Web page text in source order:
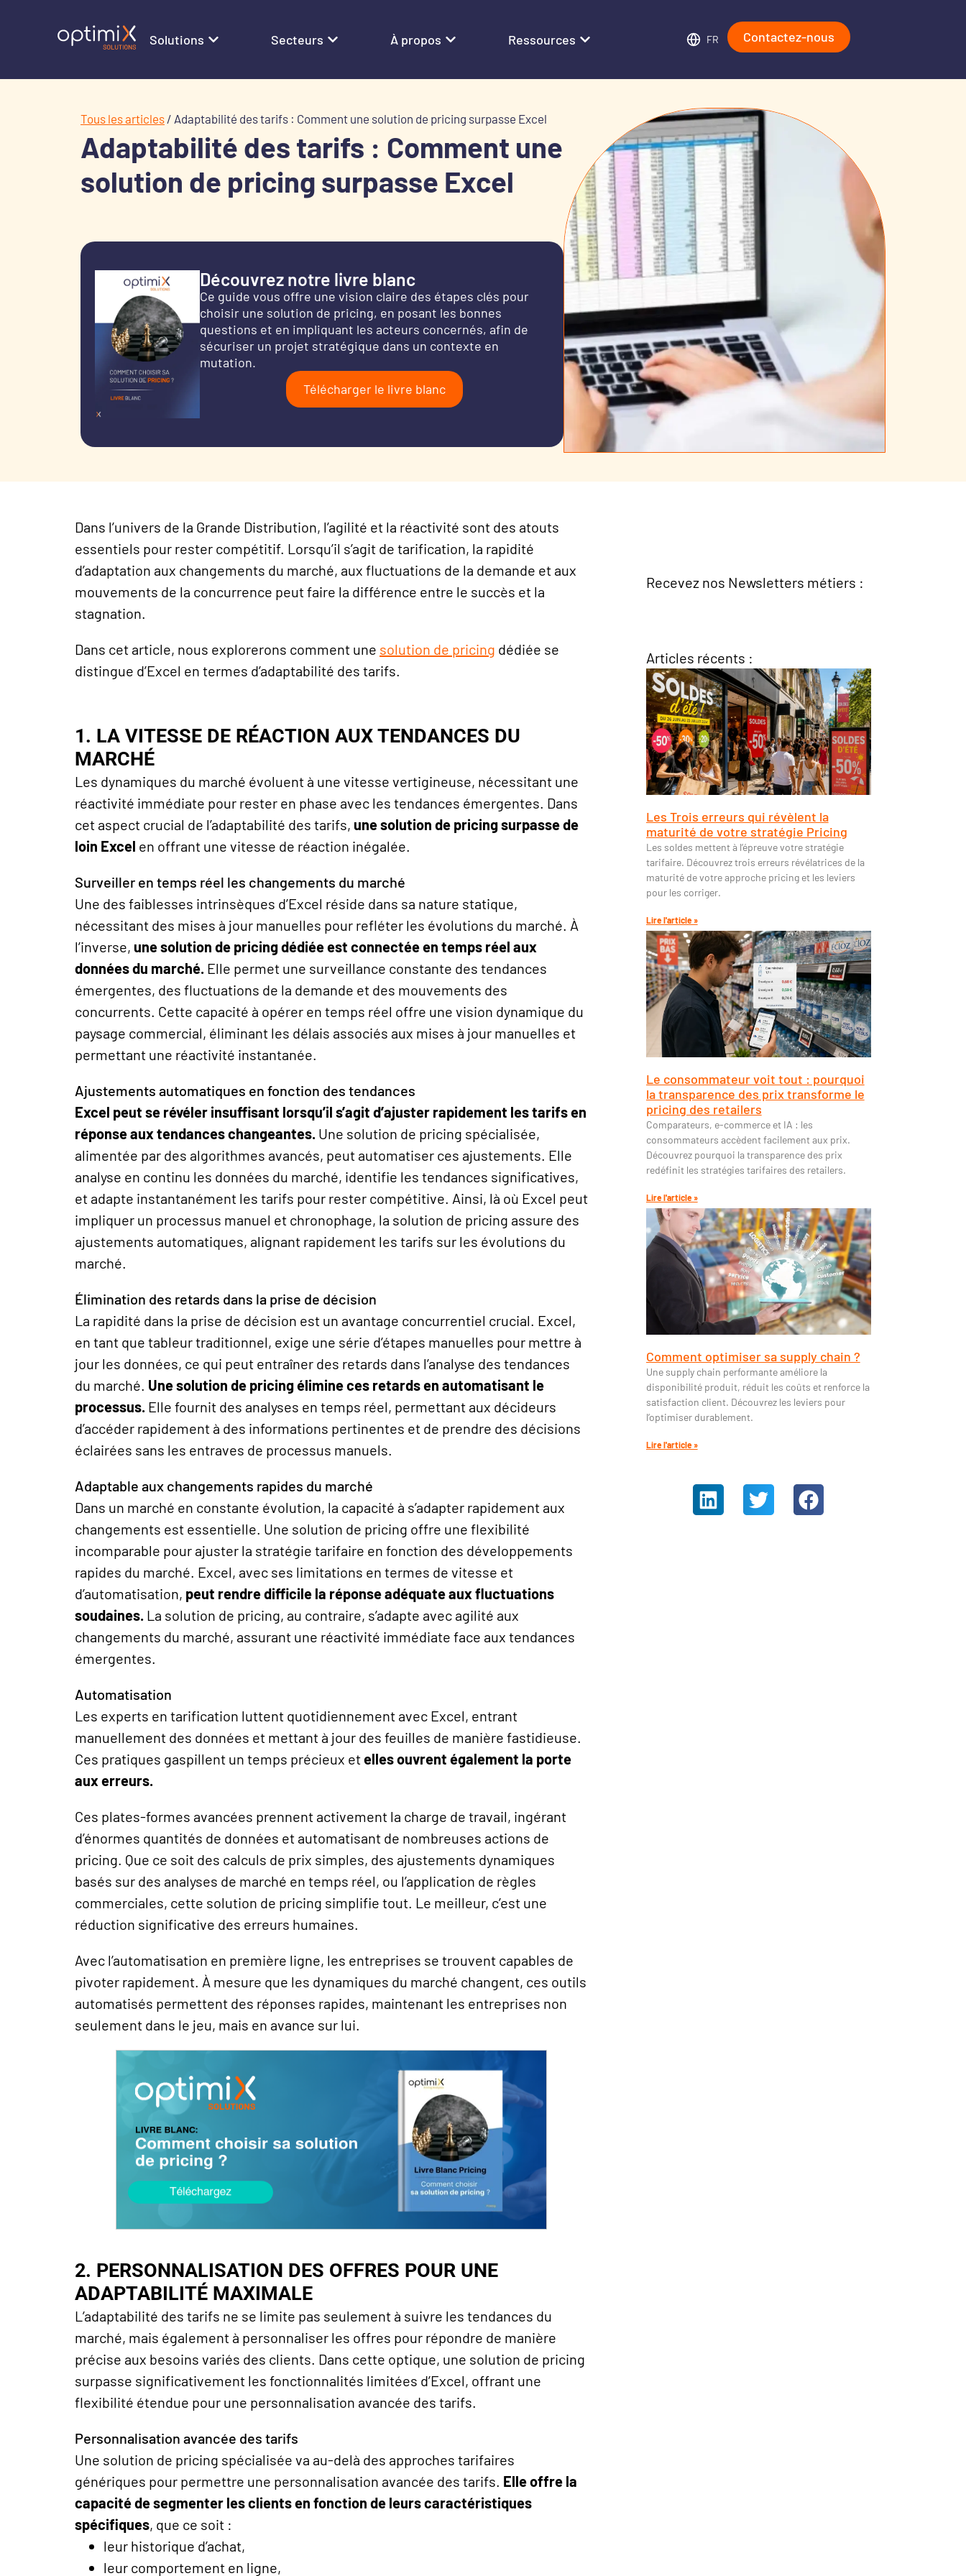
Solutions Secteurs À propos Ressources FR Contactez-nous
Tous les articles / Adaptabilité des tarifs : Comment une solution de pricing surpasse Excel
Adaptabilité des tarifs : Comment une
solution de pricing surpasse Excel
Découvrez notre livre blanc
Ce guide vous offre une vision claire des étapes clés pour
choisir une solution de pricing, en posant les bonnes
questions et en impliquant les acteurs concernés, afin de
sécuriser un projet stratégique dans un contexte en
mutation.
Télécharger le livre blanc
Dans l’univers de la Grande Distribution, l’agilité et la réactivité sont des atouts
essentiels pour rester compétitif. Lorsqu’il s’agit de tarification, la rapidité
d’adaptation aux changements du marché, aux fluctuations de la demande et aux
mouvements de la concurrence peut faire la différence entre le succès et la
stagnation.
Dans cet article, nous explorerons comment une solution de pricing dédiée se
distingue d’Excel en termes d’adaptabilité des tarifs.
1. LA VITESSE DE RÉACTION AUX TENDANCES DU
MARCHÉ
Les dynamiques du marché évoluent à une vitesse vertigineuse, nécessitant une
réactivité immédiate pour rester en phase avec les tendances émergentes. Dans
cet aspect crucial de l’adaptabilité des tarifs, unesolution de pricingsurpasse de
loin Excel en offrant une vitesse de réaction inégalée.
Surveiller en temps réel les changements du marché
Une des faiblesses intrinsèques d’Excel réside dans sa nature statique,
nécessitant des mises à jour manuelles pour refléter les évolutions du marché. À
l’inverse, une solution de pricingdédiée est connectée en temps réel aux
données du marché. Elle permet une surveillance constante des tendances
émergentes, des fluctuations de la demande et des mouvements des
concurrents. Cette capacité à opérer en temps réel offre une vision dynamique du
paysage commercial, éliminant les délais associés aux mises à jour manuelles et
permettant une réactivité instantanée.
Ajustements automatiques en fonction des tendances
Excel peut se révéler insuffisant lorsqu’il s’agit d’ajuster rapidement les tarifs en
réponse aux tendances changeantes. Une solution de pricing spécialisée,
alimentée par des algorithmes avancés, peut automatiser ces ajustements. Elle
analyse en continu les données du marché, identifie les tendances significatives,
et adapte instantanément les tarifs pour rester compétitive. Ainsi, là où Excel peut
impliquer un processus manuel et chronophage, la solution de pricing assure des
ajustements automatiques, alignant rapidement les tarifs sur les évolutions du
marché.
Élimination des retards dans la prise de décision
La rapidité dans la prise de décision est un avantage concurrentiel crucial. Excel,
en tant que tableur traditionnel, exige une série d’étapes manuelles pour mettre à
jour les données, ce qui peut entraîner des retards dans l’analyse des tendances
du marché. Une solution de pricingélimine ces retards en automatisant le
processus. Elle fournit des analyses en temps réel, permettant aux décideurs
d’accéder rapidement à des informations pertinentes et de prendre des décisions
éclairées sans les entraves de processus manuels.
Adaptable aux changements rapides du marché
Dans un marché en constante évolution, la capacité à s’adapter rapidement aux
changements est essentielle. Une solution de pricing offre une flexibilité
incomparable pour ajuster la stratégie tarifaire en fonction des développements
rapides du marché. Excel, avec ses limitations en termes de vitesse et
d’automatisation, peut rendre difficile la réponse adéquate aux fluctuations
soudaines. La solution de pricing, au contraire, s’adapte avec agilité aux
changements du marché, assurant une réactivité immédiate face aux tendances
émergentes.
Automatisation
Les experts en tarification luttent quotidiennement avec Excel, entrant
manuellement des données et mettant à jour des feuilles de manière fastidieuse.
Ces pratiques gaspillent un temps précieux etelles ouvrent également la porte
aux erreurs.
Ces plates-formes avancées prennent activement la charge de travail, ingérant
d’énormes quantités de données et automatisant de nombreuses actions de
pricing. Que ce soit des calculs de prix simples, des ajustements dynamiques
basés sur des analyses de marché en temps réel, ou l’application de règles
commerciales, cette solution de pricing simplifie tout. Le meilleur, c’est une
réduction significative des erreurs humaines.
Avec l’automatisation en première ligne, les entreprises se trouvent capables de
pivoter rapidement. À mesure que les dynamiques du marché changent, ces outils
automatisés permettent des réponses rapides, maintenant les entreprises non
seulement dans le jeu, mais en avance sur lui.
2. PERSONNALISATION DES OFFRES POUR UNE
ADAPTABILITÉ MAXIMALE
L’adaptabilité des tarifs ne se limite pas seulement à suivre les tendances du
marché, mais également à personnaliser les offres pour répondre de manière
précise aux besoins variés des clients. Dans cette optique, une solution de pricing
surpasse significativement les fonctionnalités limitées d’Excel, offrant une
flexibilité étendue pour une personnalisation avancée des tarifs.
Personnalisation avancée des tarifs
Une solution de pricing spécialisée va au-delà des approches tarifaires
génériques pour permettre une personnalisation avancée des tarifs. Elle offre la
capacité de segmenter les clients en fonction de leurs caractéristiques
spécifiques, que ce soit :
leur historique d’achat,
leur comportement en ligne,
Recevez nos Newsletters métiers :
Articles récents :
Les Trois erreurs qui révèlent la
maturité de votre stratégie Pricing
Les soldes mettent à l’épreuve votre stratégie
tarifaire. Découvrez trois erreurs révélatrices de la
maturité de votre approche pricing et les leviers
pour les corriger.
Lire l'article »
Le consommateur voit tout : pourquoi
la transparence des prix transforme le
pricing des retailers
Comparateurs, e-commerce et IA : les
consommateurs accèdent facilement aux prix.
Découvrez pourquoi la transparence des prix
redéfinit les stratégies tarifaires des retailers.
Lire l'article »
Comment optimiser sa supply chain ?
Une supply chain performante améliore la
disponibilité produit, réduit les coûts et renforce la
satisfaction client. Découvrez les leviers pour
l’optimiser durablement.
Lire l'article »